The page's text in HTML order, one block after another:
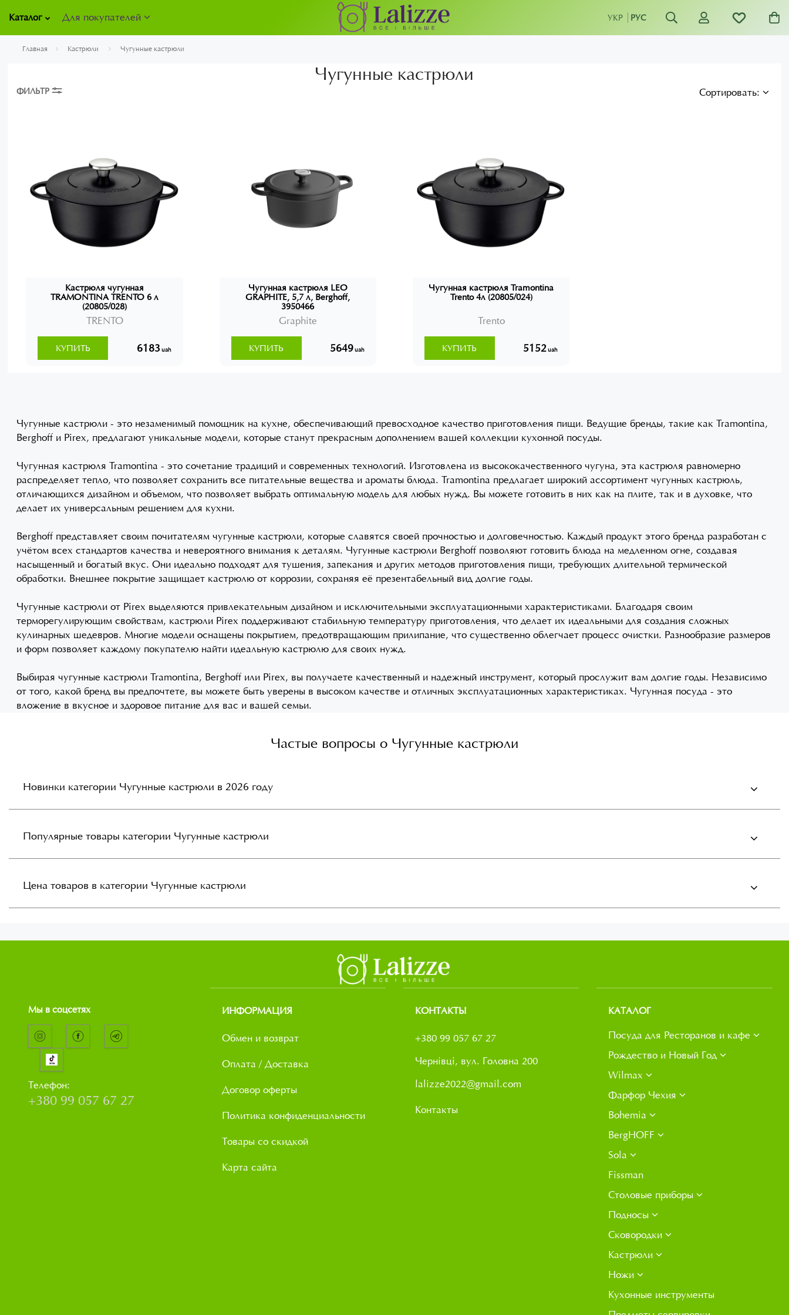
Каталог Для покупателей УКР РУС
Главная Кастрюли Чугунные кастрюли
Чугунные кастрюли
ФИЛЬТР Сортировать:
Кастрюля чугунная
TRAMONTINA TRENTO 6 л
(20805/028)
TRENTO
6183 uah
КУПИТЬ
Чугунная кастрюля LEO
GRAPHITE, 5,7 л, Berghoff,
3950466
Graphite
5649uah
КУПИТЬ
Чугунная кастрюля Tramontina
Trento 4л (20805/024)
Trento
5152uah
КУПИТЬ
Чугунные кастрюли - это незаменимый помощник на кухне, обеспечивающий превосходное качество приготовления пищи. Ведущие бренды, такие как Tramontina,
Berghoff и Pirex, предлагают уникальные модели, которые станут прекрасным дополнением вашей коллекции кухонной посуды.
Чугунная кастрюля Tramontina - это сочетание традиций и современных технологий. Изготовлена из высококачественного чугуна, эта кастрюля равномерно
распределяет тепло, что позволяет сохранить все питательные вещества и ароматы блюда. Tramontina предлагает широкий ассортимент чугунных кастрюль,
отличающихся дизайном и объемом, что позволяет выбрать оптимальную модель для любых нужд. Вы можете готовить в них как на плите, так и в духовке, что
делает их универсальным решением для кухни.
Berghoff представляет своим почитателям чугунные кастрюли, которые славятся своей прочностью и долговечностью. Каждый продукт этого бренда разработан с
учётом всех стандартов качества и невероятного внимания к деталям. Чугунные кастрюли Berghoff позволяют готовить блюда на медленном огне, создавая
насыщенный и богатый вкус. Они идеально подходят для тушения, запекания и других методов приготовления пищи, требующих длительной термической
обработки. Внешнее покрытие защищает кастрюлю от коррозии, сохраняя её презентабельный вид долгие годы.
Чугунные кастрюли от Pirex выделяются привлекательным дизайном и исключительными эксплуатационными характеристиками. Благодаря своим
терморегулирующим свойствам, кастрюли Pirex поддерживают стабильную температуру приготовления, что делает их идеальными для создания сложных
кулинарных шедевров. Многие модели оснащены покрытием, предотвращающим прилипание, что существенно облегчает процесс очистки. Разнообразие размеров
и форм позволяет каждому покупателю найти идеальную кастрюлю для своих нужд.
Выбирая чугунные кастрюли Tramontina, Berghoff или Pirex, вы получаете качественный и надежный инструмент, который прослужит вам долгие годы. Независимо
от того, какой бренд вы предпочтете, вы можете быть уверены в высоком качестве и отличных эксплуатационных характеристиках. Чугунная посуда - это
вложение в вкусное и здоровое питание для вас и вашей семьи.
Частые вопросы о Чугунные кастрюли
Новинки категории Чугунные кастрюли в 2026 году
Популярные товары категории Чугунные кастрюли
Цена товаров в категории Чугунные кастрюли
Мы в соцсетях
Телефон:
+380 99 057 67 27
ИНФОРМАЦИЯ
Обмен и возврат
Оплата / Доставка
Договор оферты
Политика конфиденциальности
Товары со скидкой
Карта сайта
КОНТАКТЫ
+380 99 057 67 27
Чернівці, вул. Головна 200
lalizze2022@gmail.com
Контакты
КАТАЛОГ
Посуда для Ресторанов и кафе
Рождество и Новый Год
Wilmax
Фарфор Чехия
Bohemia
BergHOFF
Sola
Fissman
Столовые приборы
Подносы
Сковородки
Кастрюли
Ножи
Кухонные инструменты